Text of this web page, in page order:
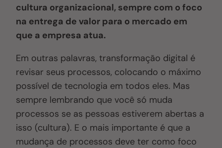
cultura organizacional, sempre com o foco
na entrega de valor para o mercado em
que a empresa atua.
Em outras palavras, transformação digital é
revisar seus processos, colocando o máximo
possível de tecnologia em todos eles. Mas
sempre lembrando que você só muda
processos se as pessoas estiverem abertas a
isso (cultura). E o mais importante é que a
mudança de processos deve ter como foco